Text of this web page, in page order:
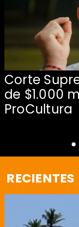
Corte
de $1.000
ProCultura
RECIENTES